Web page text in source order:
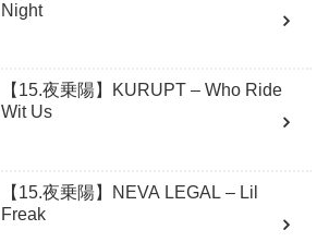
Night
【15.夜乗陽】KURUPT – Who Ride
Wit Us
【15.夜乗陽】NEVA LEGAL – Lil
Freak